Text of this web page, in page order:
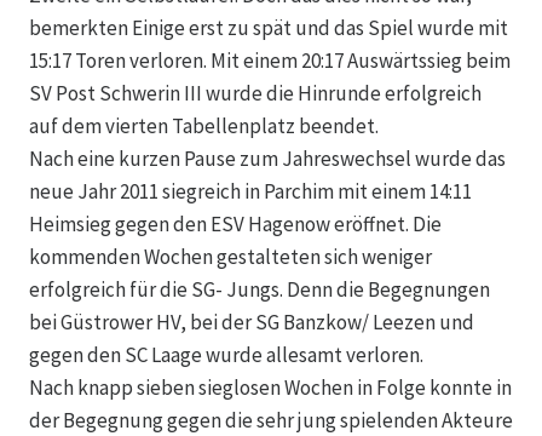
bemerkten Einige erst zu spät und das Spiel wurde mit
15:17 Toren verloren. Mit einem 20:17 Auswärtssieg beim
SV Post Schwerin III wurde die Hinrunde erfolgreich
auf dem vierten Tabellenplatz beendet.
Nach eine kurzen Pause zum Jahreswechsel wurde das
neue Jahr 2011 siegreich in Parchim mit einem 14:11
Heimsieg gegen den ESV Hagenow eröffnet. Die
kommenden Wochen gestalteten sich weniger
erfolgreich für die SG- Jungs. Denn die Begegnungen
bei Güstrower HV, bei der SG Banzkow/ Leezen und
gegen den SC Laage wurde allesamt verloren.
Nach knapp sieben sieglosen Wochen in Folge konnte in
der Begegnung gegen die sehr jung spielenden Akteure